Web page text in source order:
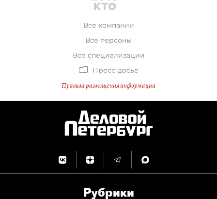
Все компании
Все персоны
Все специализации
Пресс-досье
Правила размещения информации
Рубрики